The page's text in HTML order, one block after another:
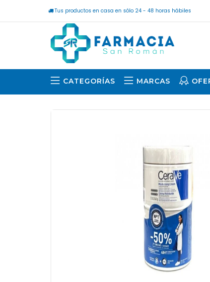
Tus productos en casa en sólo 24 - 48 horas hábiles
CATEGORÍAS MARCAS